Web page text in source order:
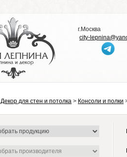
г.Москва
city-
Декор для стен и потолка > Консоли и полки